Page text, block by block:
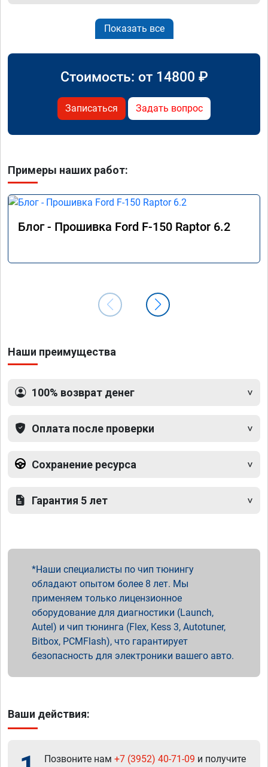
Показать все
Стоимость: от 14800 ₽
Записаться Задать вопрос
Примеры наших работ:
Блог - Прошивка Ford F-150 Raptor 6.2
Наши преимущества
100% возврат денег
Оплата после проверки
Сохранение ресурса
Гарантия 5 лет
Наши специалисты по чип тюнингу
обладают опытом более 8 лет. Мы
применяем только лицензионное
оборудование для диагностики (Launch,
Autel) и чип тюнинга (Flex, Kess 3, Autotuner,
Bitbox, PCMFlash), что гарантирует
безопасность для электроники вашего авто.
Ваши действия:
Позвоните нам +7 (3952) 40-71-09 и получите